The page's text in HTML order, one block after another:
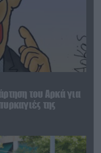
του Αρκά για
της